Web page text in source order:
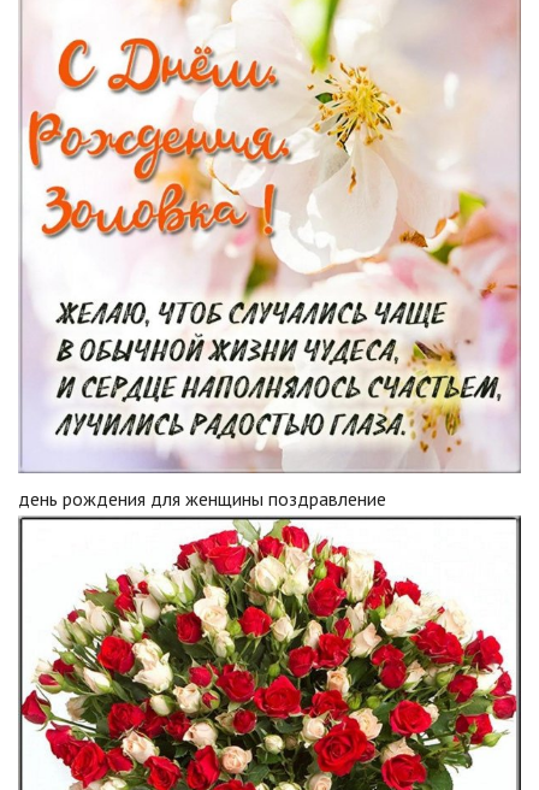
день рождения для женщины поздравление